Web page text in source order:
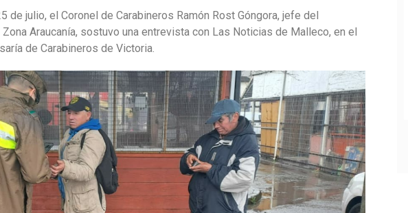
de julio, el Coronel de Carabineros Ramón Rost Góngora, jefe del
Araucanía, sostuvo una entrevista con Las Noticias de Malleco, en el
de Carabineros de Victoria.